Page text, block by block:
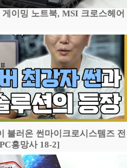
이밍 노트북, MSI 크로스헤어
불러온 썬마이크로시스템즈 전
흥망사 18-2]